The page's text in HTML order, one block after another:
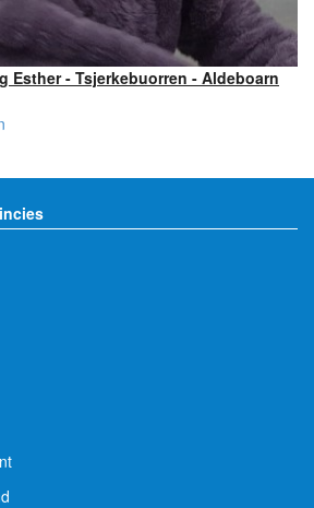
Esther - Tsjerkebuorren - Aldeboarn